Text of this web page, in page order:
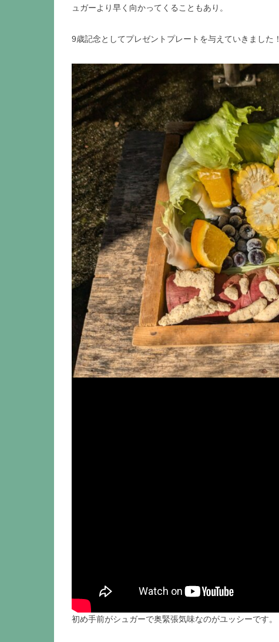
ュガーより早く向かってくることもあり。
9歳記念としてプレゼントプレートを与えていきました！
初め手前がシュガーで奥緊張気味なのがユッシーです。